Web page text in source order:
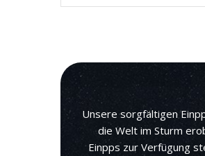
Unsere sorgfältigen
die Welt im Sturm
Einpps zur Verfügung